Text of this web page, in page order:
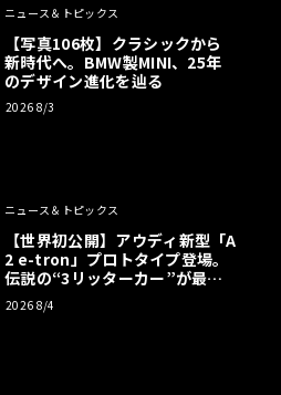
ニュース＆トピックス
【写真106枚】クラシックから
新時代へ。BMW製MINI、25年
のデザイン進化を辿る
2026 8/3
ニュース＆トピックス
【世界初公開】アウディ新型「A
2 e-tron」プロトタイプ登場。
伝説の“3リッターカー”が最高
効率エントリーBEVとして復活
【画像38枚】
2026 8/4